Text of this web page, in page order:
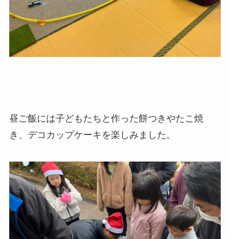
昼ご飯には子どもたちと作った餅つきやたこ焼
き、デコカップケーキを楽しみました。